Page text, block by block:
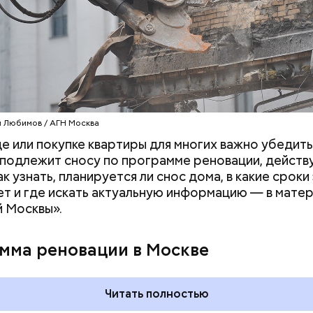
/ АГН Москва
или покупке квартиры для многих важно
сносу по программе реновации,
узнать, планируется ли снос дома, в какие сроки
и где искать актуальную информацию — в
Москвы».
реновации в Москве
Читать полностью
на территории этой промзоны преобладали
предприятия, но теперь в районе строят
Так, в программу реновации здесь вошли 13
административном округе будет расселено
чьи жители получат новые квартиры в
Например, Выхине-Жулебине для жителей
строить еще два новых жилых комплекса, а в